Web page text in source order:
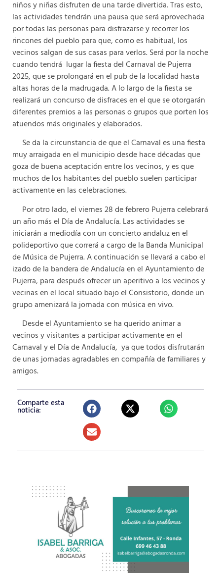
niños y niñas disfruten de una tarde divertida. Tras esto,
las actividades tendrán una pausa que será aprovechada
por todas las personas para disfrazarse y recorrer los
rincones del pueblo para que, como es habitual, los
vecinos salgan de sus casas para verlos. Será por la noche
cuando tendrá lugar la fiesta del Carnaval de Pujerra
2025, que se prolongará en el pub de la localidad hasta
altas horas de la madrugada. A lo largo de la fiesta se
realizará un concurso de disfraces en el que se otorgarán
diferentes premios a las personas o grupos que porten los
atuendos más originales y elaborados.
Se da la circunstancia de que el Carnaval es una fiesta
muy arraigada en el municipio desde hace décadas que
goza de buena aceptación entre los vecinos, y es que
muchos de los habitantes del pueblo suelen participar
activamente en las celebraciones.
Por otro lado, el viernes 28 de febrero Pujerra celebrará
un año más el Día de Andalucía. Las actividades se
iniciarán a mediodía con un concierto andaluz en el
polideportivo que correrá a cargo de la Banda Municipal
de Música de Pujerra. A continuación se llevará a cabo el
izado de la bandera de Andalucía en el Ayuntamiento de
Pujerra, para después ofrecer un aperitivo a los vecinos y
vecinas en el local situado bajo el Consistorio, donde un
grupo amenizará la jornada con música en vivo.
Desde el Ayuntamiento se ha querido animar a
vecinos y visitantes a participar activamente en el
Carnaval y el Día de Andalucía, ya que todos disfrutarán
de unas jornadas agradables en compañía de familiares y
amigos.
Comparte esta
noticia: